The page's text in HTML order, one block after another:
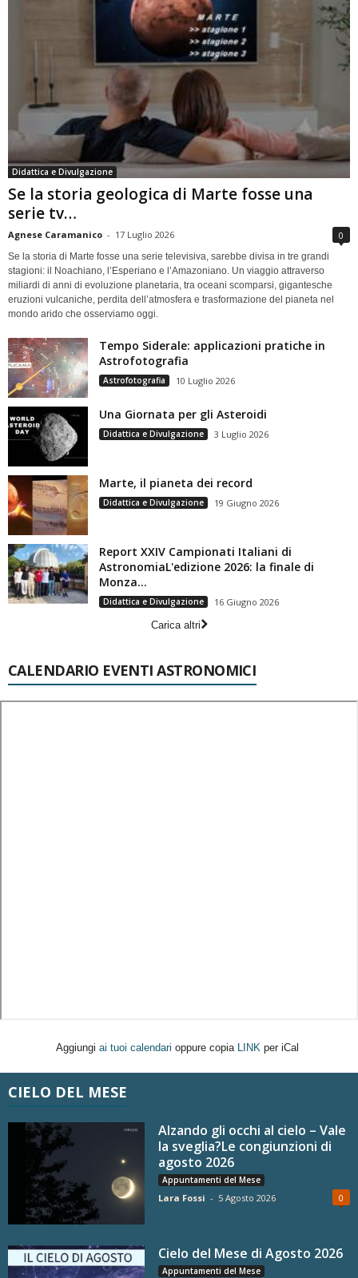
Didattica e Divulgazione
Se la storia geologica di Marte fosse una
serie tv…
Agnese Caramanico - 17 Luglio 2026 0
Se la storia di Marte fosse una serie televisiva, sarebbe divisa in tre grandi
stagioni: il Noachiano, l’Esperiano e l’Amazoniano. Un viaggio attraverso
miliardi di anni di evoluzione planetaria, tra oceani scomparsi, gigantesche
eruzioni vulcaniche, perdita dell’atmosfera e trasformazione del pianeta nel
mondo arido che osserviamo oggi.
Tempo Siderale: applicazioni pratiche in
Astrofotografia
Astrofotografia 10 Luglio 2026
Una Giornata per gli Asteroidi
Didattica e Divulgazione 3 Luglio 2026
Marte, il pianeta dei record
Didattica e Divulgazione 19 Giugno 2026
Report XXIV Campionati Italiani di
AstronomiaL'edizione 2026: la finale di
Monza...
Didattica e Divulgazione
16 Giugno 2026
Carica altri
CALENDARIO EVENTI ASTRONOMICI
Aggiungi ai tuoi calendari oppure copia LINK per iCal
CIELO DEL MESE
Alzando gli occhi al cielo – Vale
la sveglia?Le congiunzioni di
agosto 2026
Appuntamenti del Mese
Lara Fossi - 5 Agosto 2026 0
Cielo del Mese di Agosto 2026
Appuntamenti del Mese